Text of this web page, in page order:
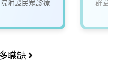
附設民眾診療
群益金
職缺